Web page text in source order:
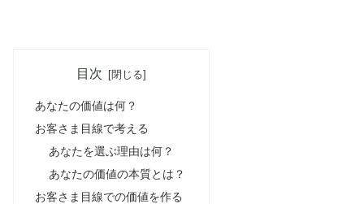
目次
あなたの価値は何？
お客さま目線で考える
あなたを選ぶ理由は何？
あなたの価値の本質とは？
お客さま目線での価値を作る